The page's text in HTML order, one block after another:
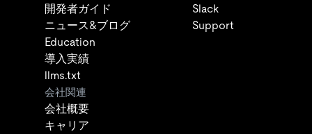
開発者ガイド
ニュース&ブログ
Education
導入実績
llms.txt
Slack
Support
会社関連
会社概要
キャリア